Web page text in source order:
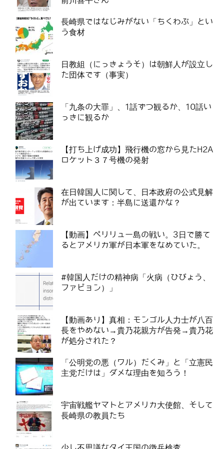
長崎県ではなじみがない「ちくわぶ」とい
う食材
日教組（にっきょうそ）は朝鮮人が設立し
た団体です（事実）
「九条の大罪」、1話ずつ観るか、10話い
っきに観るか
【打ち上げ成功】飛行機の窓から見たH2A
ロケット３７号機の発射
在日韓国人に関して、日本政府の公式見解
が出ています：半島に送還かな？
【動画】ペリリュー島の戦い。3日で勝て
るとアメリカ軍が日本軍をなめていた。
#韓国人だけの精神病「火病（ひびょう、
ファビョン）」
【動画あり】真相：モンゴル人力士が八百
長をやめない→貴乃花親方が告発→貴乃花
が処分された？
「公明党の悪（ワル）だくみ」と「立憲民
主党だけは」ダメな理由を知ろう！
宇宙戦艦ヤマトとアメリカ大使館、そして
長崎県の教員たち